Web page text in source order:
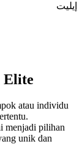
إيليت
Elite
atau individu
menjadi pilihan
unik dan